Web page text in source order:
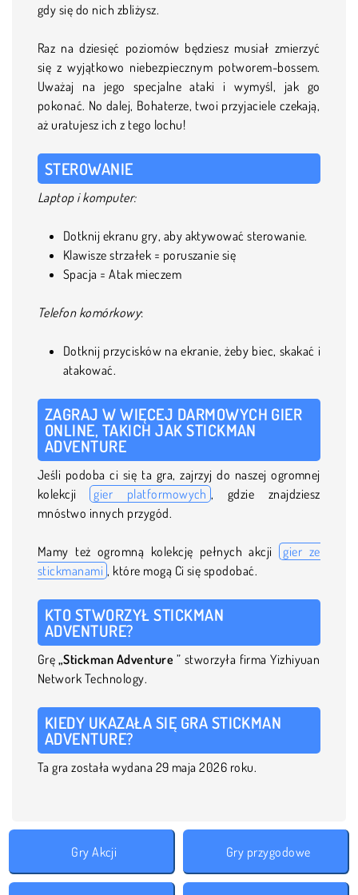
gdy się do nich zbliżysz.
Raz na dziesięć poziomów będziesz musiał zmierzyć
się z wyjątkowo niebezpiecznym potworem-bossem.
Uważaj na jego specjalne ataki i wymyśl, jak go
pokonać. No dalej, Bohaterze, twoi przyjaciele czekają,
aż uratujesz ich z tego lochu!
STEROWANIE
Laptop i komputer:
Dotknij ekranu gry, aby aktywować sterowanie.
Klawisze strzałek = poruszanie się
Spacja = Atak mieczem
Telefon komórkowy:
Dotknij przycisków na ekranie, żeby biec, skakać i
atakować.
ZAGRAJ W WIĘCEJ DARMOWYCH GIER
ONLINE, TAKICH JAK STICKMAN
ADVENTURE
Jeśli podoba ci się ta gra, zajrzyj do naszej ogromnej
kolekcji gier platformowych , gdzie znajdziesz
mnóstwo innych przygód.
Mamy też ogromną kolekcję pełnych akcji gier ze
stickmanami , które mogą Ci się spodobać.
KTO STWORZYŁ STICKMAN
ADVENTURE?
Grę „Stickman Adventure ” stworzyła firma Yizhiyuan
Network Technology.
KIEDY UKAZAŁA SIĘ GRA STICKMAN
ADVENTURE?
Ta gra została wydana 29 maja 2026 roku.
Gry Akcji Gry przygodowe